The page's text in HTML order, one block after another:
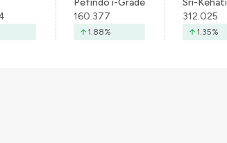
Pefindo i-Grade
160.377
1.88%
Sri-Kehati
312.025
1.35%